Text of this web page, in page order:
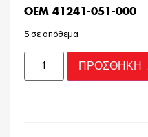
OEM 41241-051-000
5 σε απόθεμα
ΠΡΟΣΘΉΚΗ